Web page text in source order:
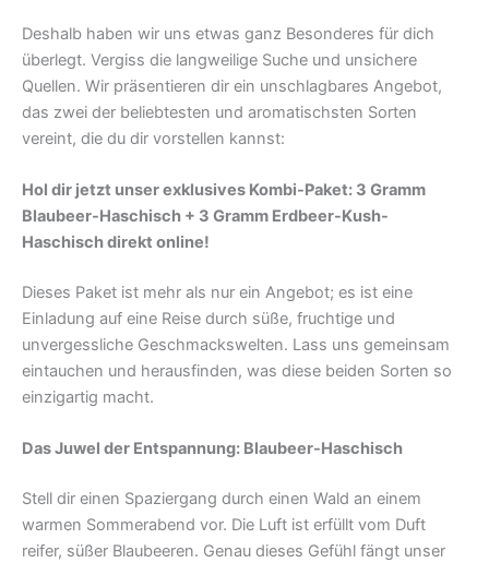
Deshalb haben wir uns etwas ganz Besonderes für dich
überlegt. Vergiss die langweilige Suche und unsichere
Quellen. Wir präsentieren dir ein unschlagbares Angebot,
das zwei der beliebtesten und aromatischsten Sorten
vereint, die du dir vorstellen kannst:
Hol dir jetzt unser exklusives Kombi-Paket: 3 Gramm
Blaubeer-Haschisch + 3 Gramm Erdbeer-Kush-
Haschisch direkt online!
Dieses Paket ist mehr als nur ein Angebot; es ist eine
Einladung auf eine Reise durch süße, fruchtige und
unvergessliche Geschmackswelten. Lass uns gemeinsam
eintauchen und herausfinden, was diese beiden Sorten so
einzigartig macht.
Das Juwel der Entspannung: Blaubeer-Haschisch
Stell dir einen Spaziergang durch einen Wald an einem
warmen Sommerabend vor. Die Luft ist erfüllt vom Duft
reifer, süßer Blaubeeren. Genau dieses Gefühl fängt unser